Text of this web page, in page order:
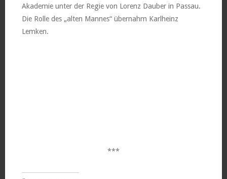
Akademie unter der Regie von Lorenz Dauber in Passau.
Die Rolle des „alten Mannes“ übernahm Karlheinz
Lemken.
***